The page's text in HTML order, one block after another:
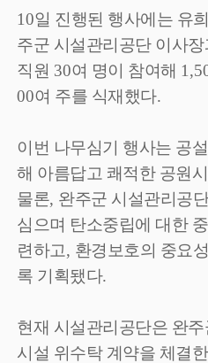
10일 진행된 행사에는 유
주군 시설관리공단 이사
직원 30여 명이 참여해
00여 주를 식재했다.
이번 나무심기 행사는 공
해 아름답고 쾌적한 공원
물론, 완주군 시설관리공
심으며 탄소중립에 대한
련하고, 환경보호의 중요
록 기획됐다.
현재 시설관리공단은 완
시설 위수탁 계약을 체결